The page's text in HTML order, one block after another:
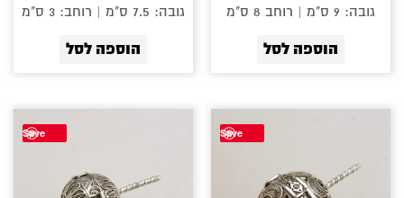
גובה: 9 ס"מ | רוחב 8 ס"מ
הוספה לסל
גובה: 7.5 ס"מ | רוחב: 3 ס"מ
הוספה לסל
Save
Save